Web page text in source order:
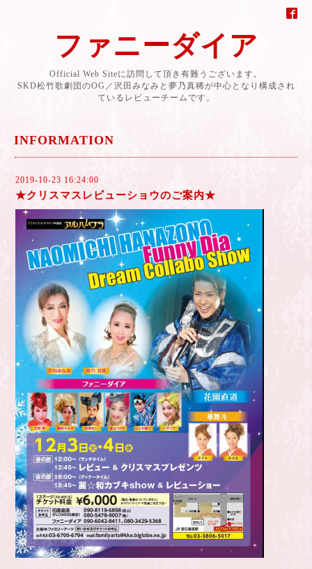
ファニーダイア
Official Web Siteに訪問して頂き有難うございます。
SKD松竹歌劇団のOG／沢田みなみと夢乃真稀が中心となり構成され
ているレビューチームです。
INFORMATION
2019-10-23 16:24:00
★クリスマスレビューショウのご案内★